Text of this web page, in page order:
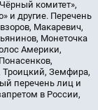
комитет»,
и другие. Перечень
Макаревич,
Монеточка
Америки,
Троицкий, Земфира,
перечень лиц и
в России,